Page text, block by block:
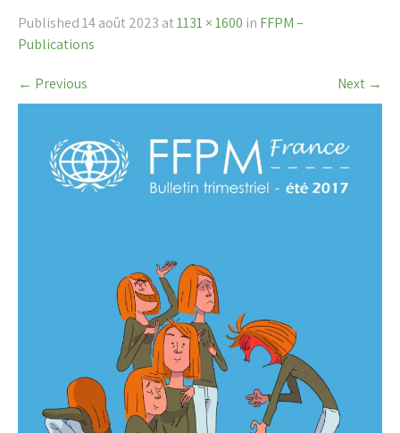
Published14 août 2023 at1131 × 1600 in FFPM –
Publications
← Previous Next →